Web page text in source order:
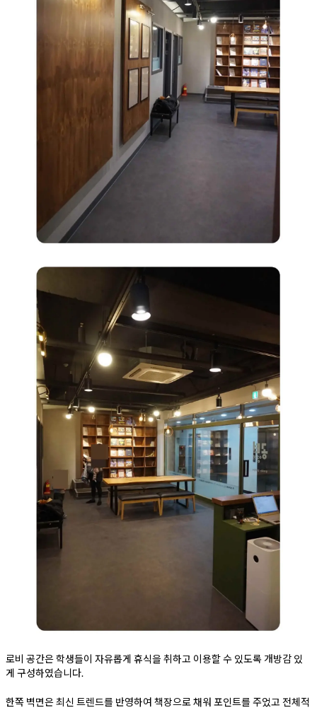
로비 공간은 학생들이 자유롭게 휴식을 취하고 이용할 수 있도록 개방감 있
게 구성하였습니다.
한쪽 벽면은 최신 트렌드를 반영하여 책장으로 채워 포인트를 주었고 전체적